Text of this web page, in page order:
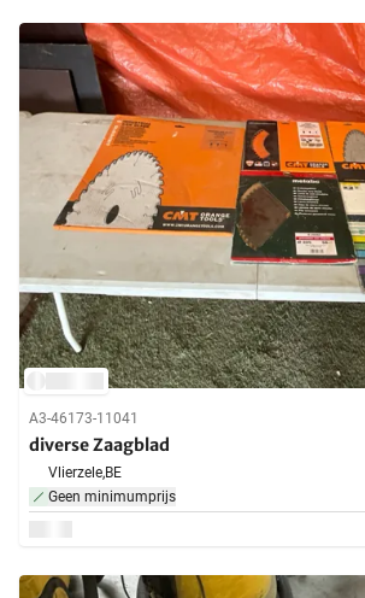
A3-46173-11041
diverse Zaagblad
Vlierzele,BE
Geen minimumprijs